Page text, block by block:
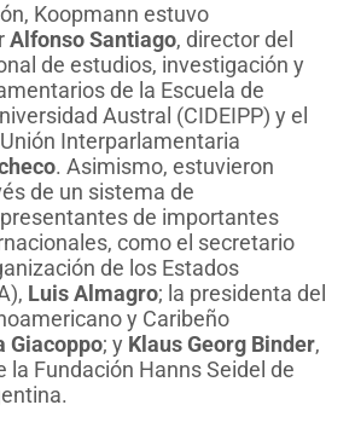
Koopmann estuvo
Alfonso Santiago, director del
de estudios, investigación y
de la Escuela de
Austral (CIDEIPP) y el
Interparlamentaria
. Asimismo, estuvieron
de un sistema de
de importantes
como el secretario
de los Estados
Luis Almagro; la presidenta del
y Caribeño
Giacoppo; y Klaus Georg Binder,
la Fundación Hanns Seidel de